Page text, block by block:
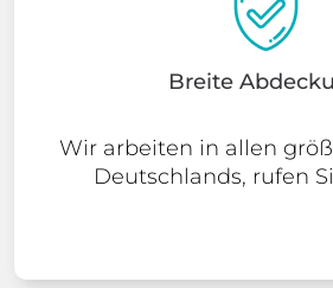
Breite
Wir arbeiten in allen
Deutschlands, rufen